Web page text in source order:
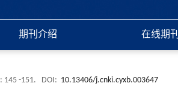
期刊介绍 在线期刊
: 145 -151. DOI: 10.13406/j.cnki.cyxb.003647